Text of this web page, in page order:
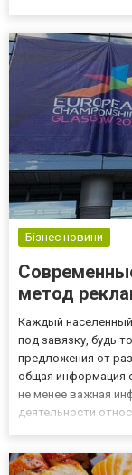
сайте «А...
Бізнес новини
метод
Каждый
под завязку, будь
предложения от
общая информация
не менее важная
деятельности
оповещая м...